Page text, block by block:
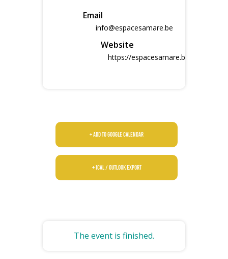
Email
info@espacesamare.be
Website
https://espacesamare.be
+ Add to Google Calendar
+ iCal / Outlook export
The event is finished.